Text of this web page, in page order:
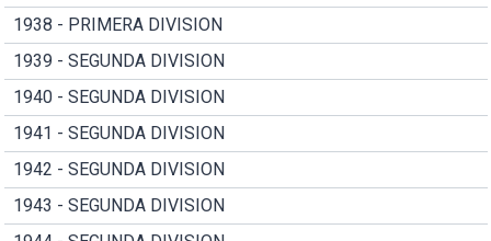
1938 - PRIMERA DIVISION
1939 - SEGUNDA DIVISION
1940 - SEGUNDA DIVISION
1941 - SEGUNDA DIVISION
1942 - SEGUNDA DIVISION
1943 - SEGUNDA DIVISION